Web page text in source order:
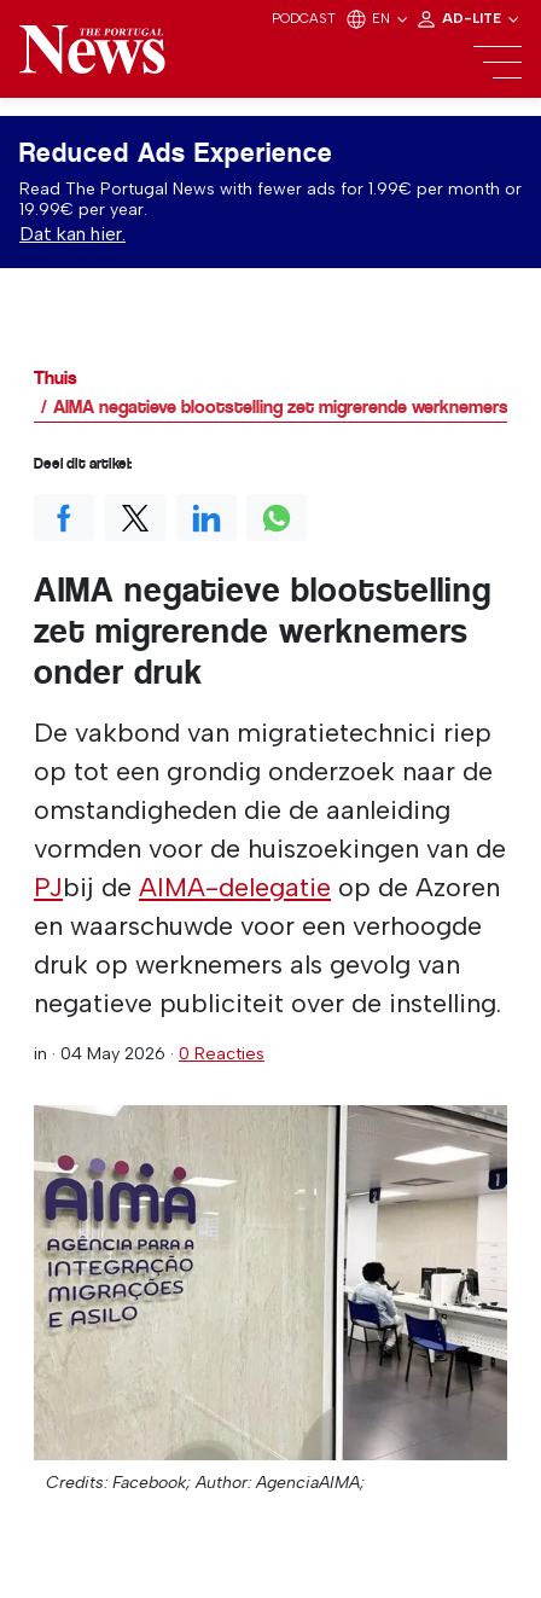
PODCAST EN AD-LITE
Reduced Ads Experience
Read The Portugal News with fewer ads for 1.99€ per month or
19.99€ per year.
Dat kan hier.
Thuis
AIMA negatieve blootstelling zet migrerende werknemers
AIMA negatieve blootstelling
zet migrerende werknemers
onder druk
De vakbond van migratietechnici riep
op tot een grondig onderzoek naar de
omstandigheden die de aanleiding
vormden voor de huiszoekingen van de
PJbij de AIMA-delegatie op de Azoren
en waarschuwde voor een verhoogde
druk op werknemers als gevolg van
negatieve publiciteit over de instelling.
in · 04 May 2026 · 0 Reacties
Credits: Facebook; Author: AgenciaAIMA;
Deel dit artikel: